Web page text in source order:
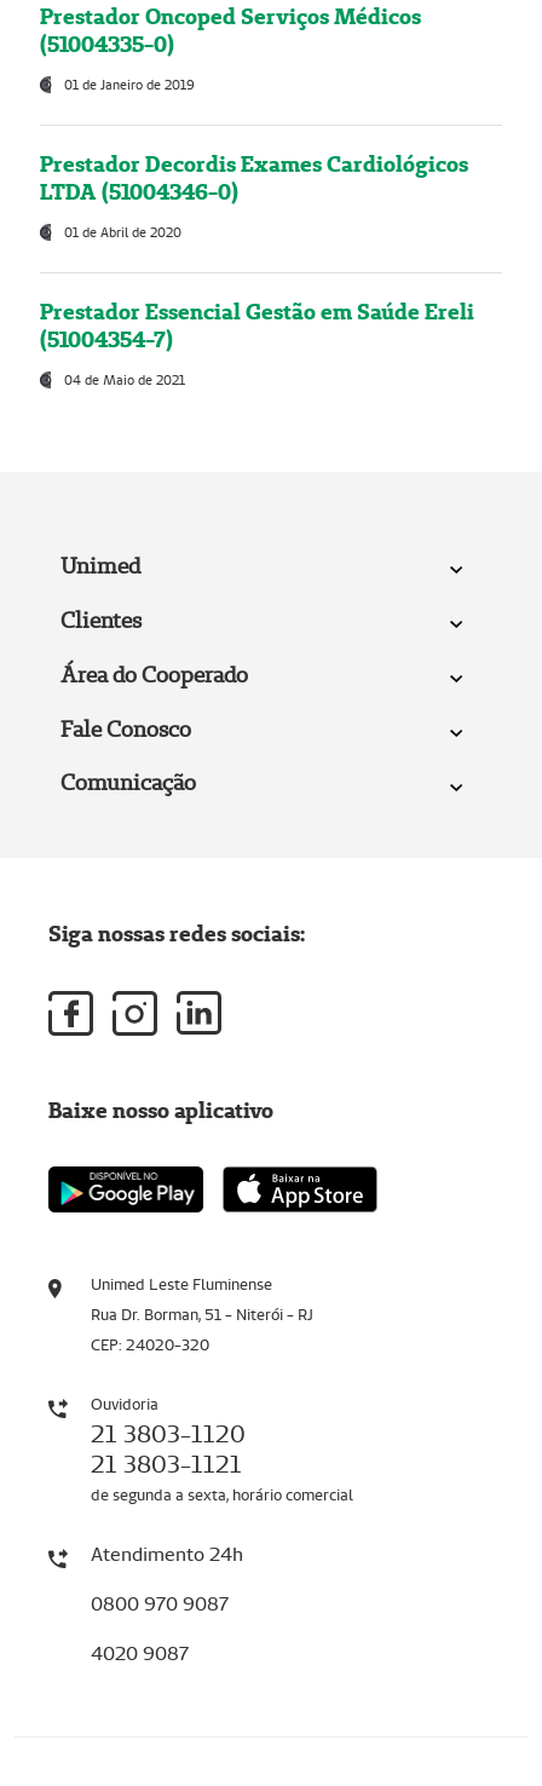
Prestador Oncoped Serviços Médicos
(51004335-0)
01 de Janeiro de 2019
Prestador Decordis Exames Cardiológicos
LTDA (51004346-0)
01 de Abril de 2020
Prestador Essencial Gestão em Saúde Ereli
(51004354-7)
04 de Maio de 2021
Unimed
Clientes
Área do Cooperado
Fale Conosco
Comunicação
Unimed Leste Fluminense
Rua Dr. Borman, 51 - Niterói - RJ
CEP: 24020-320
Ouvidoria
21 3803-1120
21 3803-1121
de segunda a sexta, horário comercial
Atendimento 24h
0800 970 9087
4020 9087
Siga nossas redes sociais:
Baixe nosso aplicativo